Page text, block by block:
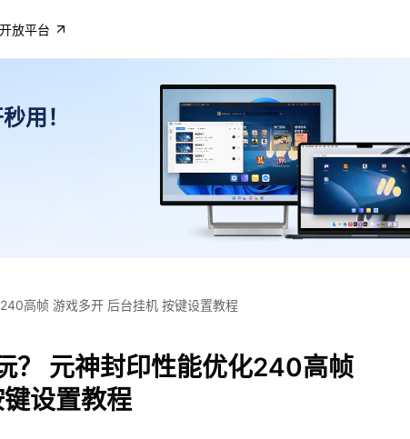
开放平台
用！
高帧 游戏多开 后台挂机 按键设置教程
？ 元神封印性能优化240高帧
设置教程